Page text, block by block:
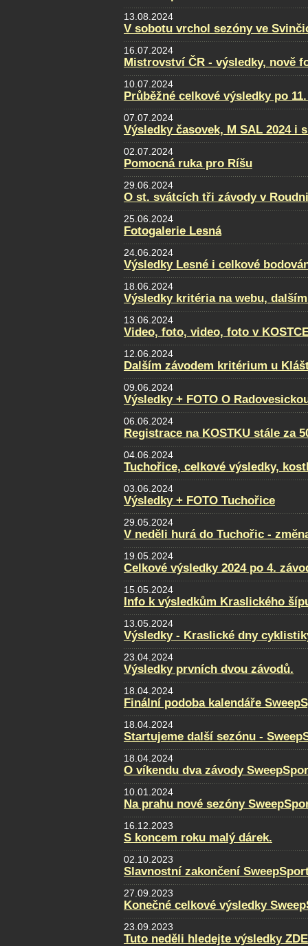
13.08.2024
V sobotu vrchol sezóny ve
16.07.2024
Mistrovství ČR - výsledky, nově
10.07.2024
Průběžné celkové výsledky po
07.07.2024
Výsledky časovek, M SAL 2024 i
02.07.2024
Pomocná ruka pro Ríšu
29.06.2024
O st. svátcích tři závody v
25.06.2024
Fotogalerie Lesná
24.06.2024
Výsledky Lesné i celkové
18.06.2024
Výsledky kritéria na webu,
13.06.2024
Video, foto, video, foto v
12.06.2024
Dalším závodem kritérium u
09.06.2024
Výsledky + FOTO O
06.06.2024
Registrace na KOSTKU stále za
04.06.2024
Tuchořice, celkové výsledky,
03.06.2024
Výsledky + FOTO Tuchořice
29.05.2024
V neděli hurá do Tuchořic -
19.05.2024
Celkové výsledky 2024 po 4.
15.05.2024
Info k výsledkům Kraslického
13.05.2024
Výsledky - Kraslické dny
23.04.2024
Výsledky prvních dvou závodů.
18.04.2024
Finální podoba kalendáře
18.04.2024
Startujeme další sezónu -
18.04.2024
O víkendu dva závody
10.01.2024
Na prahu nové sezóny
16.12.2023
S koncem roku malý dárek.
02.10.2023
Slavnostní zakončení
27.09.2023
Konečné celkové výsledky
23.09.2023
Tuto neděli hledejte výsledky